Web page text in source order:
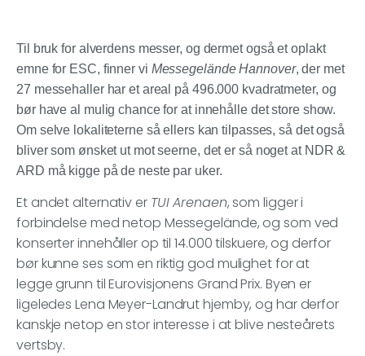
Til bruk for alverdens messer, og dermet også et oplakt
emne for ESC, finner vi Messegelände Hannover, der met
27 messehaller har et areal på 496.000 kvadratmeter, og
bør have al mulig chance for at innehålle det store show.
Om selve lokaliteterne så ellers kan tilpasses, så det også
bliver som ønsket ut mot seerne, det er så noget at NDR &
ARD må kigge på de neste par uker.
Et andet alternativ er TUI Arenaen, som ligger i
forbindelse med netop Messegelände, og som ved
konserter innehåller op til 14.000 tilskuere, og derfor
bør kunne ses som en riktig god mulighet for at
legge grunn til Eurovisjonens Grand Prix. Byen er
ligeledes Lena Meyer-Landrut hjemby, og har derfor
kanskje netop en stor interesse i at blive nesteårets
vertsby.